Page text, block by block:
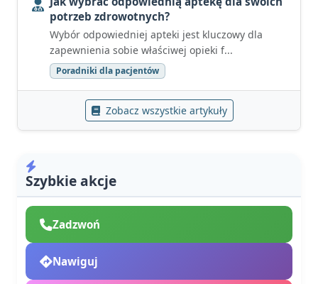
potrzeb zdrowotnych?
Wybór odpowiedniej apteki jest kluczowy dla
zapewnienia sobie właściwej opieki f...
Poradniki dla pacjentów
Zobacz wszystkie artykuły
Szybkie akcje
Zadzwoń
Nawiguj